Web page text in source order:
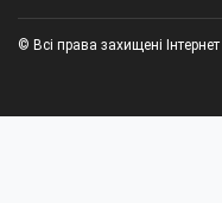
© Всі права захищені